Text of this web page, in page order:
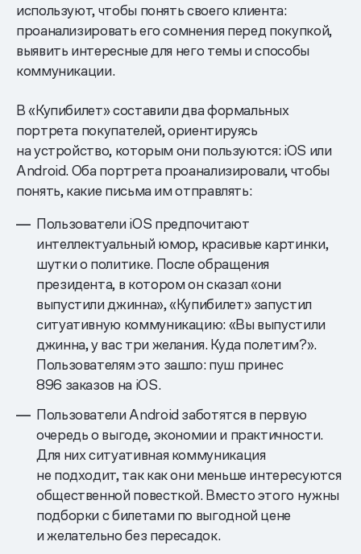
используют, чтобы понять своего клиента:
проанализировать его сомнения перед покупкой,
выявить интересные для него темы и способы
коммуникации.
В «Купибилет» составили два формальных
портрета покупателей, ориентируясь
на устройство, которым они пользуются: iOS или
Android. Оба портрета проанализировали, чтобы
понять, какие письма им отправлять:
Пользователи iOS предпочитают
интеллектуальный юмор, красивые картинки,
шутки о политике. После обращения
президента, в котором он сказал «они
выпустили джинна», «Купибилет» запустил
ситуативную коммуникацию: «Вы выпустили
джинна, у вас три желания. Куда полетим?».
Пользователям это зашло: пуш принес
896 заказов на iOS.
Пользователи Android заботятся в первую
очередь о выгоде, экономии и практичности.
Для них ситуативная коммуникация
не подходит, так как они меньше интересуются
общественной повесткой. Вместо этого нужны
подборки с билетами по выгодной цене
и желательно без пересадок.